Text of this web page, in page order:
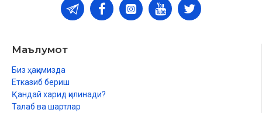
Маълумот
Биз ҳақимизда
Етказиб бериш
Қандай харид қилинади?
Талаб ва шартлар